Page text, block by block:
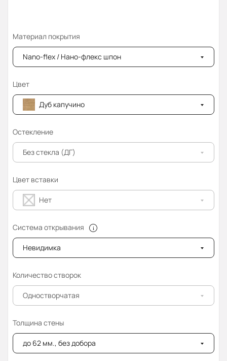
Материал покрытия
Nano-flex / Нано-флекс шпон
Цвет
Дуб капучино
Остекление
Без стекла (ДГ)
Цвет вставки
Нет
Система открывания
Невидимка
Количество створок
Одностворчатая
Толщина стены
до 62 мм., без добора